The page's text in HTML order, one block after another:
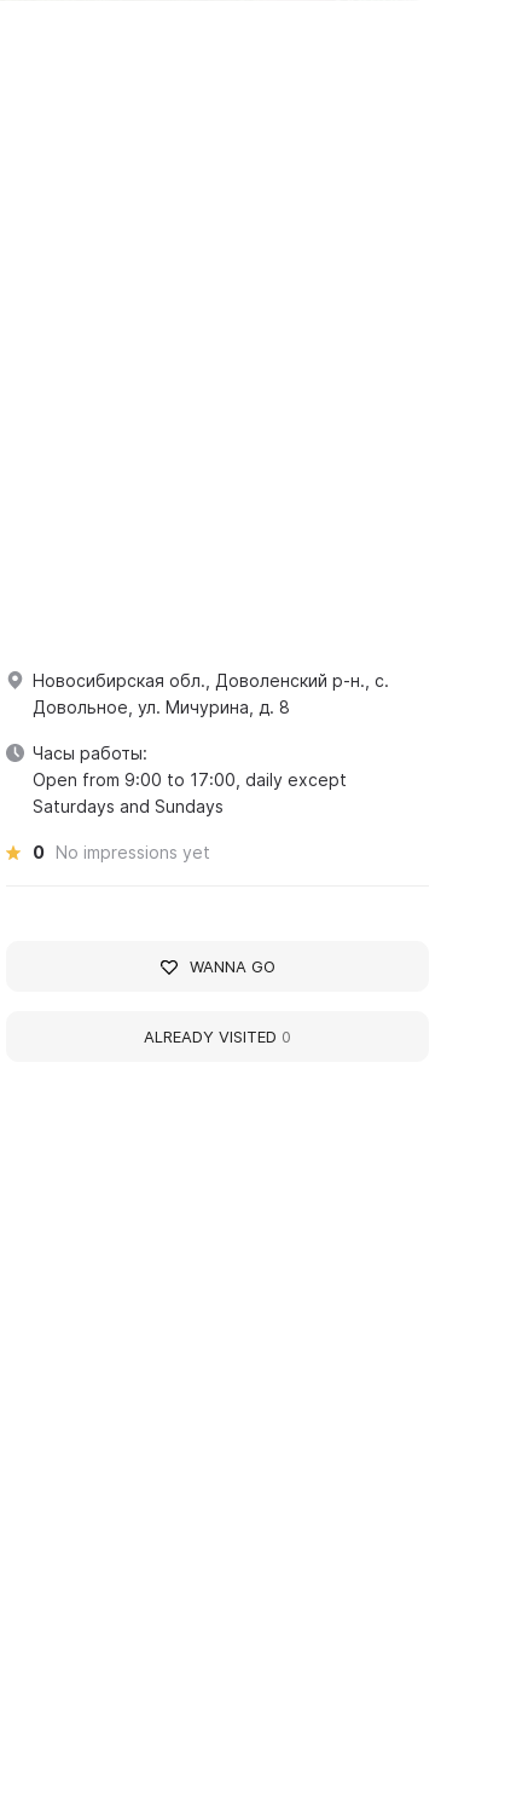
Новосибирская обл., Доволенский р-н., с.
Довольное, ул. Мичурина, д. 8
Часы работы:
Open from 9:00 to 17:00, daily except
Saturdays and Sundays
0 No impressions yet
WANNA GO
ALREADY VISITED 0